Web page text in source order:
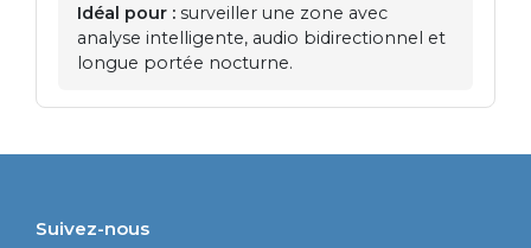
Idéal pour : surveiller une zone avec
analyse intelligente, audio bidirectionnel et
longue portée nocturne.
Suivez-nous